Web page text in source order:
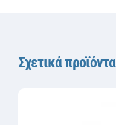
Σχετικά προϊόντα